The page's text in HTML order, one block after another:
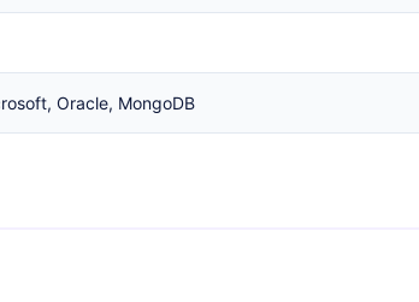
Oracle, MongoDB